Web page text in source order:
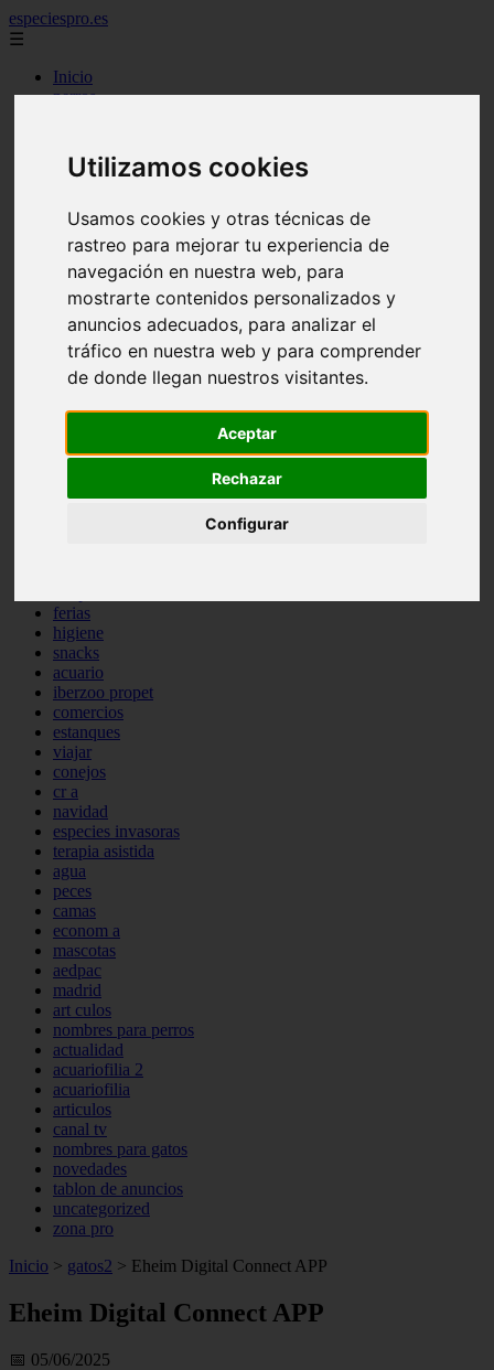
Utilizamos cookies
Usamos cookies y otras técnicas de
rastreo para mejorar tu experiencia de
navegación en nuestra web, para
mostrarte contenidos personalizados y
anuncios adecuados, para analizar el
tráfico en nuestra web y para comprender
de donde llegan nuestros visitantes.
Aceptar
Rechazar
Configurar
especiespro.es
☰
Inicio
perros
alimentaci n
acuariofilia
salud
tenencia responsable
ventas
mantenimiento
aves
marketing
bienestar
peque os mam feros
verano
peluquer a
peluquer a canina
consejos
ferias
higiene
snacks
acuario
iberzoo propet
comercios
estanques
viajar
conejos
cr a
navidad
especies invasoras
terapia asistida
agua
peces
camas
econom a
mascotas
aedpac
madrid
art culos
nombres para perros
actualidad
acuariofilia 2
acuariofilia
articulos
canal tv
nombres para gatos
novedades
tablon de anuncios
uncategorized
zona pro
Inicio > gatos2 > Eheim Digital Connect APP
Eheim Digital Connect APP
📅 05/06/2025